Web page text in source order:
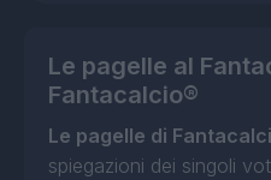
Le pagelle al
Fantacalcio®
Le pagelle di
spiegazioni dei singoli